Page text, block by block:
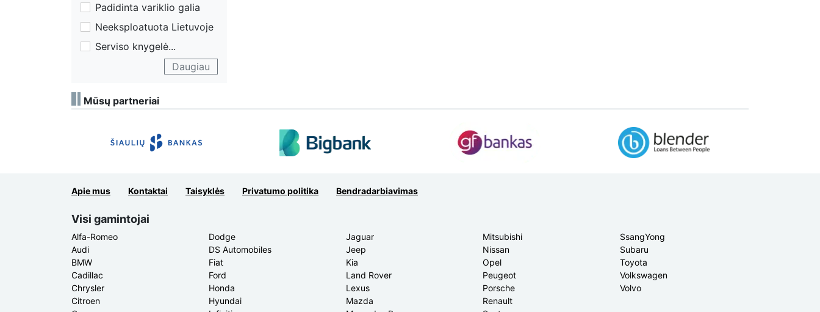
Padidinta variklio galia
Neeksploatuota Lietuvoje
Serviso knygelė...
Daugiau
Mūsų partneriai
Apie mus Kontaktai Taisyklės Privatumo politika Bendradarbiavimas
Visi gamintojai
Alfa-Romeo
Audi
BMW
Cadillac
Chrysler
Citroen
Dodge
DS Automobiles
Fiat
Ford
Honda
Hyundai
Jaguar
Jeep
Kia
Land Rover
Lexus
Mazda
Mitsubishi
Nissan
Opel
Peugeot
Porsche
Renault
SsangYong
Subaru
Toyota
Volkswagen
Volvo